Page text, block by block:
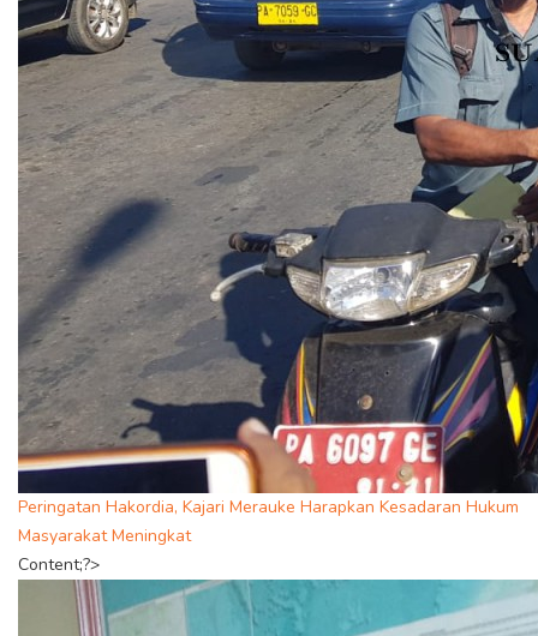
Peringatan Hakordia, Kajari Merauke Harapkan Kesadaran Hukum
Masyarakat Meningkat
Content;?>